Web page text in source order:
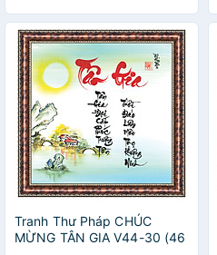
Tranh Thư Pháp CHÚC
MỪNG TÂN GIA V44-30 (46